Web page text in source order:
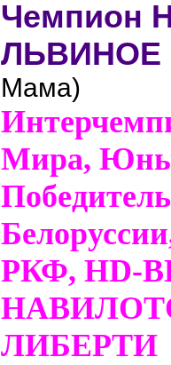
Чемпион
ЛЬВИНОЕ
Мама)
Мира,
РКФ, HD-
ЛИБЕРТИ